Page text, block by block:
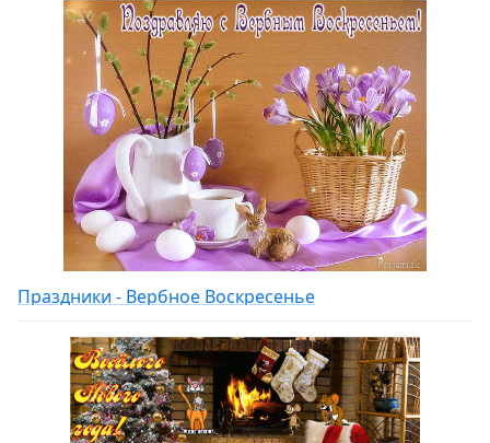
Праздники - Вербное Воскресенье